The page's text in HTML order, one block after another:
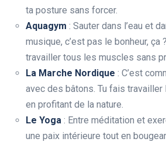
ta posture sans forcer.
Aquagym : Sauter dans l’eau et
musique, c’est pas le bonheur, ça
travailler tous les muscles sans
La Marche Nordique : C’est
avec des bâtons. Tu fais
en profitant de la nature.
Le Yoga : Entre méditation et
une paix intérieure tout en